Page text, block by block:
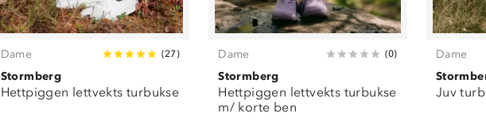
Dame (27)
Stormberg
Hettpiggen lettvekts turbukse
Dame (0)
Stormberg
Hettpiggen lettvekts turbukse
m/ korte ben
Dame
Juv